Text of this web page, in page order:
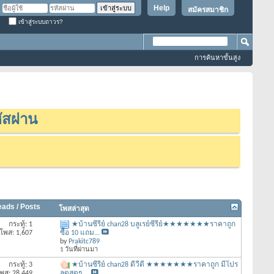
สมัครสมาชิก
Help
เข้าสู่ระบบถาวร?
การค้นหาขั้นสูง
ผ่าน
/ Posts โพสล่าสุด
กระทู้: 1
โพส: 1,607
★บ้านซีรี่ย์ chan28 บลูเรย์ซีรีย์★★★★★★★ราคาถูก
ซื้อ 10 แถม...
by Prakitc789
1 วันที่ผ่านมา
กระทู้: 3
★บ้านซีรี่ย์ chan28 ดีวีดี ★★★★★★★ราคาถูก มีโปร